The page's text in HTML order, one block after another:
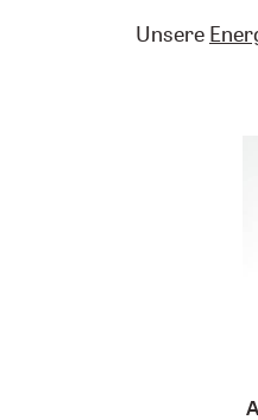
Unsere